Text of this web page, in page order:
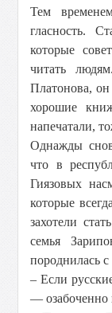
Тем
гласность.
которые
читать
Платонова,
хорошие
напечатали,
Однажды
что в
Гиязовых
которые
захотели
семья
породнилась
– Если
— озабоченно